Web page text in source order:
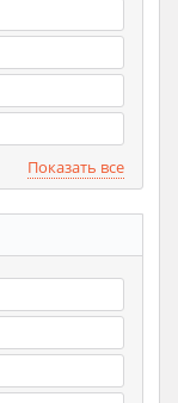
Показать все